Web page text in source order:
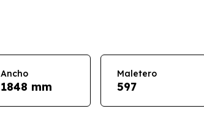
Ancho
1848 mm
Maletero
597